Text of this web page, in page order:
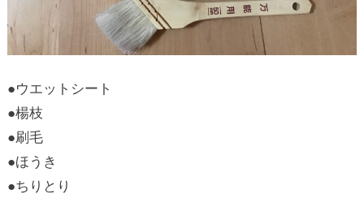
●ウエットシート
●楊枝
●刷毛
●ほうき
●ちりとり